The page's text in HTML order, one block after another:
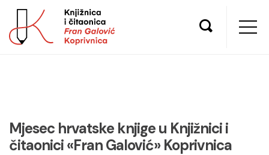
Mjesec hrvatske knjige u Knjižnici i
čitaonici «Fran Galović» Koprivnica